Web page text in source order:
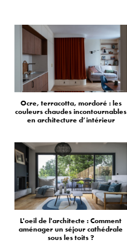
Ocre, terracotta, mordoré : les
couleurs chaudes incontournables
en architecture d’intérieur
L'oeil de l'architecte : Comment
aménager un séjour cathédrale
sous les toits ?